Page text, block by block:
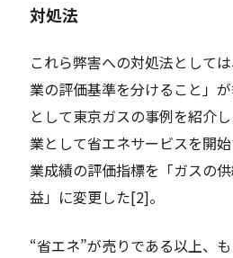
対処法
これら弊害への対処法として
業の評価基準を分けること」
として東京ガスの事例を紹介
業として省エネサービスを開
業成績の評価指標を「ガスの
益」に変更した[2]。
“省エネ”が売りである以上、